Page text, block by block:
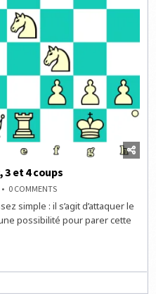
3 et 4 coups
0 COMMENTSON
3
ÉCHECS
ET
4
simple : il s’agit d’attaquer le
possibilité pour parer cette